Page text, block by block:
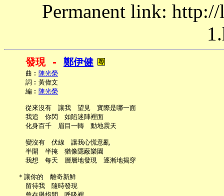
Permanent link:
發現 - 鄭伊健
     曲︰
陳光榮
     詞︰黃偉文
     編︰
陳光榮
     從來沒有　讓我　望見　實際是哪一面
     我追　你閃　如陷迷陣裡面
     化身百千　眉目一轉　動地震天
     變沒有　伏線　讓我心慌意亂
     半開　半掩　猶像隱蔽樂園
     我想　每天　層層地發現　逐漸地揭穿
   ＊讓你的　離奇新鮮
     留待我　隨時發現